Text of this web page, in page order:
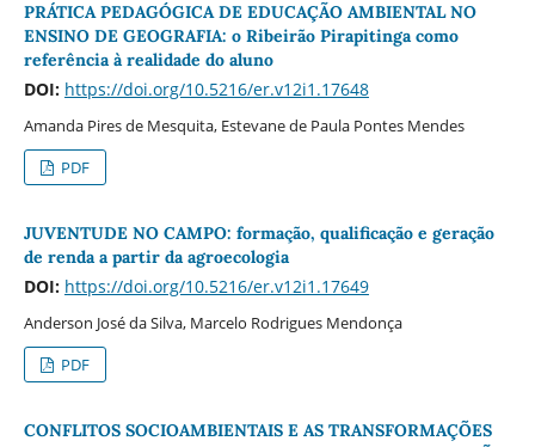
PRÁTICA PEDAGÓGICA DE EDUCAÇÃO AMBIENTAL NO
ENSINO DE GEOGRAFIA: o Ribeirão Pirapitinga como
referência à realidade do aluno
DOI: https://doi.org/10.5216/er.v12i1.17648
Amanda Pires de Mesquita, Estevane de Paula Pontes Mendes
PDF
JUVENTUDE NO CAMPO: formação, qualificação e geração
de renda a partir da agroecologia
DOI: https://doi.org/10.5216/er.v12i1.17649
Anderson José da Silva, Marcelo Rodrigues Mendonça
PDF
CONFLITOS SOCIOAMBIENTAIS E AS TRANSFORMAÇÕES